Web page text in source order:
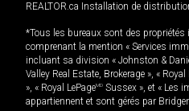
REALTOR.ca Installation de
*Tous les bureaux sont des propriétés
comprenant la mention « Services
incluant sa division « Johnston &
Valley Real Estate, Brokerage », « Royal
», « Royal LePageMD Sussex », et « Les
appartiennent et sont gérés par